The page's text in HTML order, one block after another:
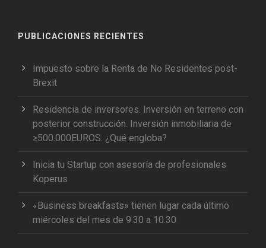
PUBLICACIONES RECIENTES
Impuesto sobre la Renta de No Residentes post-
Brexit
Residencia de inversores. Inversión en terreno con
posterior construcción. Inversión inmobiliaria de
≥500.000EUROS. ¿Qué engloba?
Inicia tu Startup con asesoría de profesionales
Koperus
«Business breakfasts» tienen lugar cada último
miércoles del mes de 9.30 a 10.30